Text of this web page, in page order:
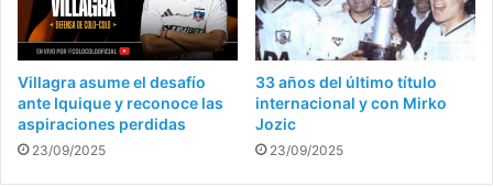
Villagra asume el desafío
ante Iquique y reconoce las
aspiraciones perdidas
23/09/2025
33 años del último título
internacional y con Mirko
Jozic
23/09/2025